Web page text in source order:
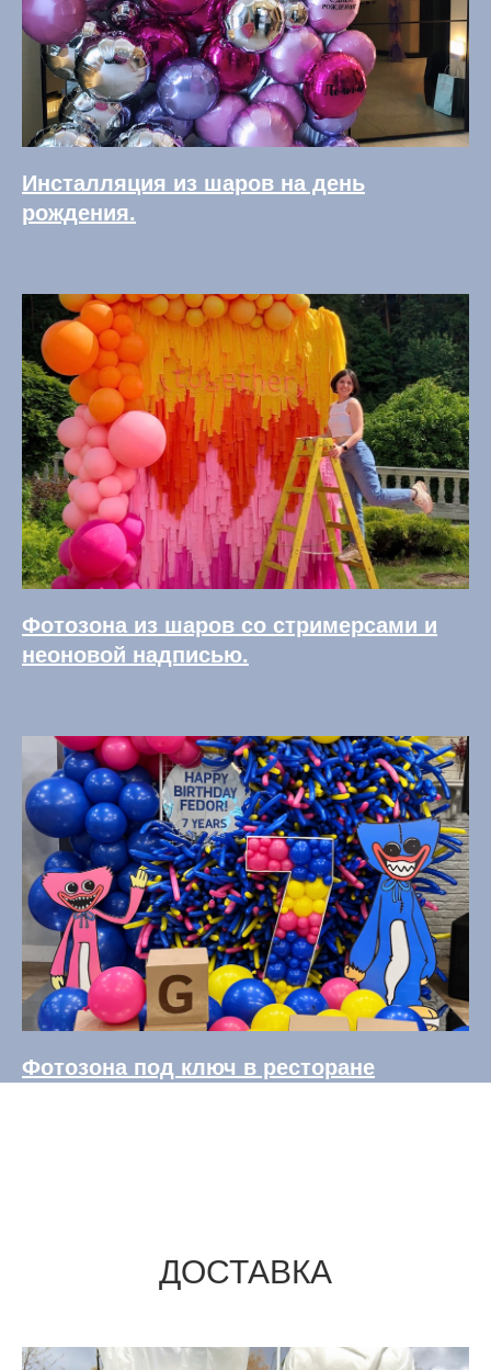
Инсталляция из шаров на день
рождения.
Фотозона из шаров со стримерсами и
неоновой надписью.
Фотозона под ключ в ресторане
ДОСТАВКА